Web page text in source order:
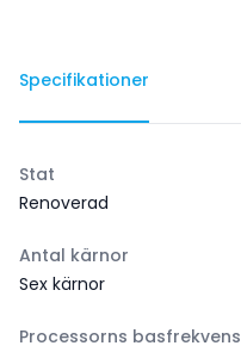
Specifikationer
Stat
Renoverad
Antal kärnor
Sex kärnor
Processorns basfrekvens